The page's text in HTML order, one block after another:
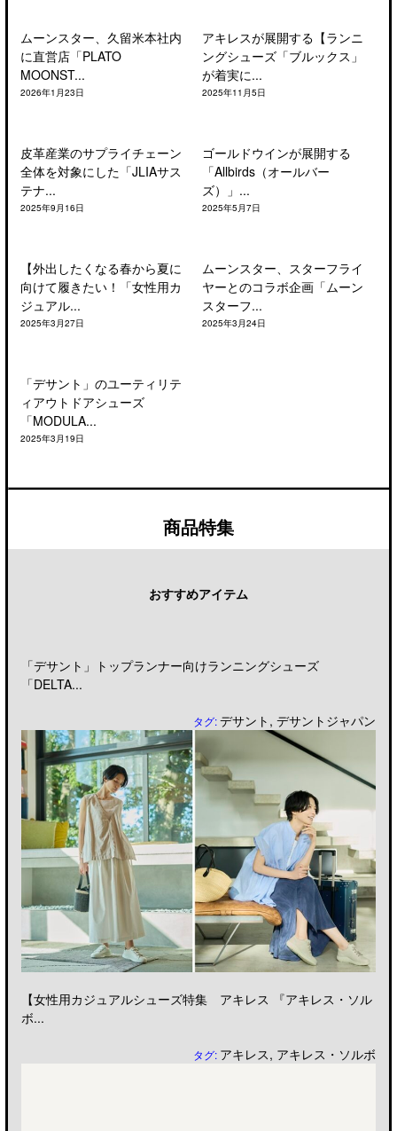
ムーンスター、久留米本社内
に直営店「PLATO
MOONST...
2026年1月23日
アキレスが展開する【ランニ
ングシューズ「ブルックス」
が着実に...
2025年11月5日
皮革産業のサプライチェーン
全体を対象にした「JLIAサス
テナ...
2025年9月16日
ゴールドウインが展開する
「Allbirds（オールバー
ズ）」...
2025年5月7日
【外出したくなる春から夏に
向けて履きたい！「女性用カ
ジュアル...
2025年3月27日
ムーンスター、スターフライ
ヤーとのコラボ企画「ムーン
スターフ...
2025年3月24日
「デサント」のユーティリテ
ィアウトドアシューズ
「MODULA...
2025年3月19日
商品特集
おすすめアイテム
「デサント」トップランナー向けランニングシューズ
「DELTA...
タグ:デサント ,デサントジャパン
【女性用カジュアルシューズ特集 アキレス 『アキレス・ソル
ボ...
タグ: アキレス, アキレス・ソルボ